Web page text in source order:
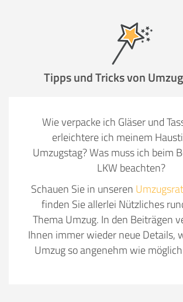
Tipps und Tricks von
Wie verpacke ich Gläser und
erleichtere ich meinem
Umzugstag? Was muss ich beim
LKW beachten?
Schauen Sie in unseren
finden Sie allerlei Nützliches
Thema Umzug. In den Beiträgen
Ihnen immer wieder neue Details,
Umzug so angenehm wie